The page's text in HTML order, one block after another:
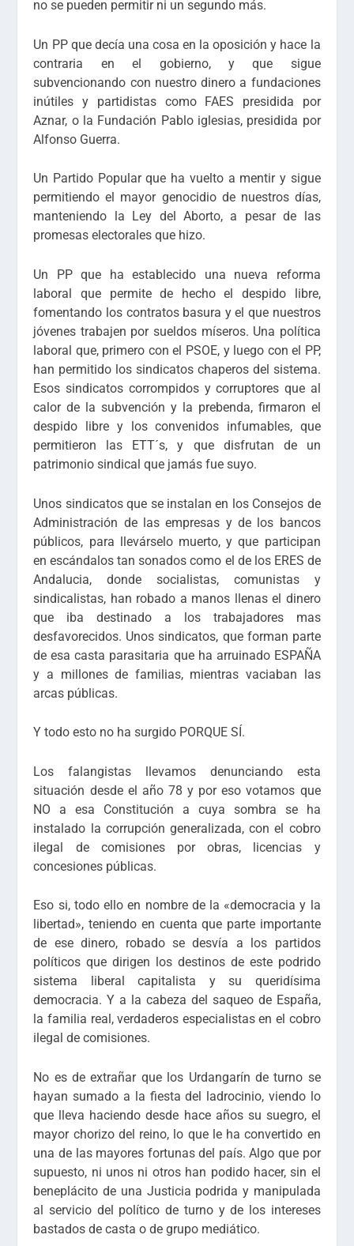
no se pueden permitir ni un segundo más.
Un PP que decía una cosa en la oposición y hace la
contraria en el gobierno, y que sigue
subvencionando con nuestro dinero a fundaciones
inútiles y partidistas como FAES presidida por
Aznar, o la Fundación Pablo iglesias, presidida por
Alfonso Guerra.
Un Partido Popular que ha vuelto a mentir y sigue
permitiendo el mayor genocidio de nuestros días,
manteniendo la Ley del Aborto, a pesar de las
promesas electorales que hizo.
Un PP que ha establecido una nueva reforma
laboral que permite de hecho el despido libre,
fomentando los contratos basura y el que nuestros
jóvenes trabajen por sueldos míseros. Una política
laboral que, primero con el PSOE, y luego con el PP,
han permitido los sindicatos chaperos del sistema.
Esos sindicatos corrompidos y corruptores que al
calor de la subvención y la prebenda, firmaron el
despido libre y los convenidos infumables, que
permitieron las ETT´s, y que disfrutan de un
patrimonio sindical que jamás fue suyo.
Unos sindicatos que se instalan en los Consejos de
Administración de las empresas y de los bancos
públicos, para llevárselo muerto, y que participan
en escándalos tan sonados como el de los ERES de
Andalucia, donde socialistas, comunistas y
sindicalistas, han robado a manos llenas el dinero
que iba destinado a los trabajadores mas
desfavorecidos. Unos sindicatos, que forman parte
de esa casta parasitaria que ha arruinado ESPAÑA
y a millones de familias, mientras vaciaban las
arcas públicas.
Y todo esto no ha surgido PORQUE SÍ.
Los falangistas llevamos denunciando esta
situación desde el año 78 y por eso votamos que
NO a esa Constitución a cuya sombra se ha
instalado la corrupción generalizada, con el cobro
ilegal de comisiones por obras, licencias y
concesiones públicas.
Eso si, todo ello en nombre de la «democracia y la
libertad», teniendo en cuenta que parte importante
de ese dinero, robado se desvía a los partidos
políticos que dirigen los destinos de este podrido
sistema liberal capitalista y su queridísima
democracia. Y a la cabeza del saqueo de España,
la familia real, verdaderos especialistas en el cobro
ilegal de comisiones.
No es de extrañar que los Urdangarín de turno se
hayan sumado a la fiesta del ladrocinio, viendo lo
que lleva haciendo desde hace años su suegro, el
mayor chorizo del reino, lo que le ha convertido en
una de las mayores fortunas del país. Algo que por
supuesto, ni unos ni otros han podido hacer, sin el
beneplácito de una Justicia podrida y manipulada
al servicio del político de turno y de los intereses
bastados de casta o de grupo mediático.